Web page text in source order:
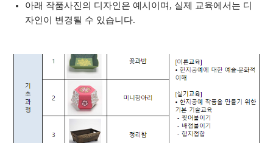
아래 작품사진의 디자인은 예시이며, 실제 교육에서는 디
자인이 변경될 수 있습니다.